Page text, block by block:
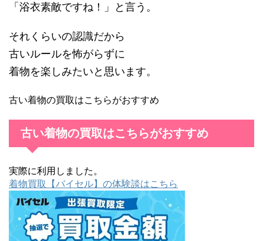
「浴衣素敵ですね！」と言う。
それくらいの認識だから
古いルールを怖がらずに
着物を楽しみたいと思います。
古い着物の買取はこちらがおすすめ
古い着物の買取はこちらがおすすめ
実際に利用しました。
着物買取【バイセル】の体験談はこちら